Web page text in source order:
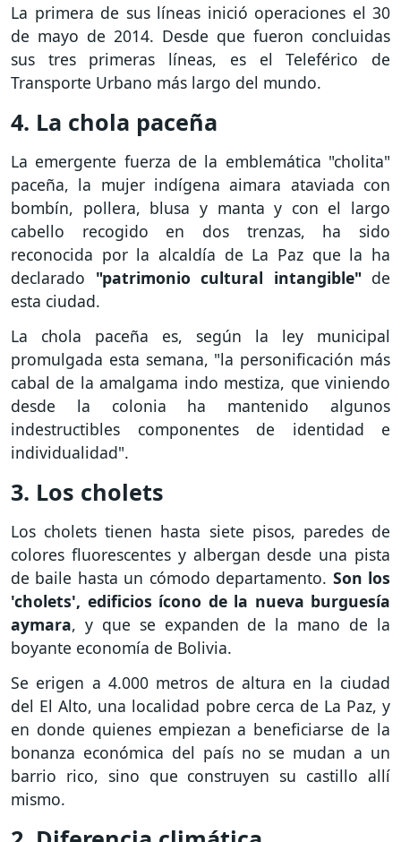
La primera de sus líneas inició operaciones el 30
de mayo de 2014. Desde que fueron concluidas
sus tres primeras líneas, es el Teleférico de
Transporte Urbano más largo del mundo.
4. La chola paceña
La emergente fuerza de la emblemática "cholita"
paceña, la mujer indígena aimara ataviada con
bombín, pollera, blusa y manta y con el largo
cabello recogido en dos trenzas, ha sido
reconocida por la alcaldía de La Paz que la ha
declarado "patrimonio cultural intangible" de
esta ciudad.
La chola paceña es, según la ley municipal
promulgada esta semana, "la personificación más
cabal de la amalgama indo mestiza, que viniendo
desde la colonia ha mantenido algunos
indestructibles componentes de identidad e
individualidad".
3. Los cholets
Los cholets tienen hasta siete pisos, paredes de
colores fluorescentes y albergan desde una pista
de baile hasta un cómodo departamento. Son los
'cholets', edificios ícono de la nueva burguesía
aymara, y que se expanden de la mano de la
boyante economía de Bolivia.
Se erigen a 4.000 metros de altura en la ciudad
del El Alto, una localidad pobre cerca de La Paz, y
en donde quienes empiezan a beneficiarse de la
bonanza económica del país no se mudan a un
barrio rico, sino que construyen su castillo allí
mismo.